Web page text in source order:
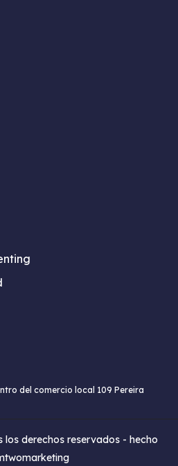
del comercio local 109 Pereira
derechos reservados - hecho